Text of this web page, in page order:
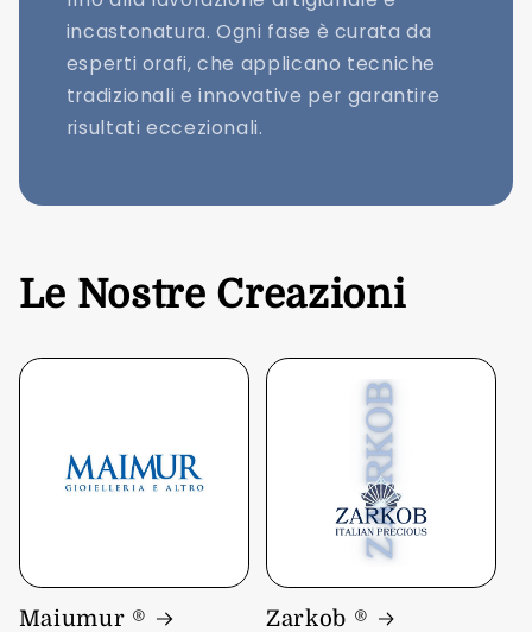
incastonatura. Ogni fase è curata da
esperti orafi, che applicano tecniche
tradizionali e innovative per garantire
risultati eccezionali.
Le Nostre Creazioni
Maiumur ® Zarkob ®